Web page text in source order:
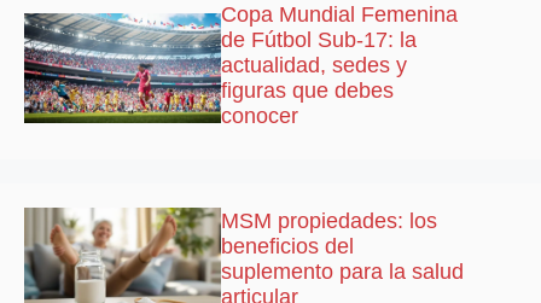
Copa Mundial Femenina
de Fútbol Sub-17: la
actualidad, sedes y
figuras que debes
conocer
MSM propiedades: los
beneficios del
suplemento para la salud
articular